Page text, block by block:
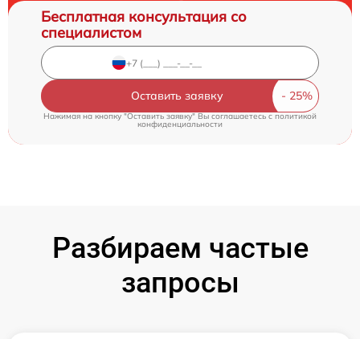
Бесплатная консультация со
специалистом
Оставить заявку
Нажимая на кнопку "Оставить заявку" Вы соглашаетесь cполитикой
конфиденциальности
Разбираем частые
запросы